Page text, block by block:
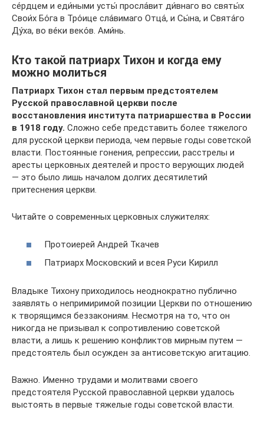
се́рдцем и еди́ными усты́ просла́вит ди́внаго во святы́х
Свои́х Бо́га в Тро́ице сла́вимаго Отца́, и Сы́на, и Свята́го
Ду́ха, во ве́ки веко́в. Ами́нь.
Кто такой патриарх Тихон и когда ему
можно молиться
Патриарх Тихон стал первым предстоятелем
Русской православной церкви после
восстановления института патриаршества в России
в 1918 году. Сложно себе представить более тяжелого
для русской церкви периода, чем первые годы советской
власти. Постоянные гонения, репрессии, расстрелы и
аресты церковных деятелей и просто верующих людей
— это было лишь началом долгих десятилетий
притеснения церкви.
Читайте о современных церковных служителях:
Протоиерей Андрей Ткачев
Патриарх Московский и всея Руси Кирилл
Владыке Тихону приходилось неоднократно публично
заявлять о непримиримой позиции Церкви по отношению
к творящимся беззакониям. Несмотря на то, что он
никогда не призывал к сопротивлению советской
власти, а лишь к решению конфликтов мирным путем —
предстоятель был осужден за антисоветскую агитацию.
Важно. Именно трудами и молитвами своего
предстоятеля Русской православной церкви удалось
выстоять в первые тяжелые годы советской власти.